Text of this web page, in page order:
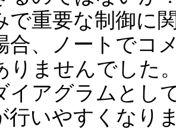
で重要な制御に
合、ノートでコ
りませんでした
イアグラムとし
行いやすくなり